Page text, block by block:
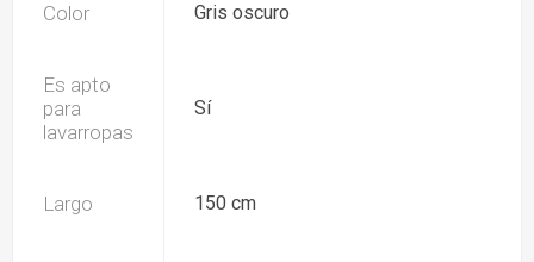
Color Gris oscuro
Es apto
para
lavarropas
Sí
Largo 150 cm